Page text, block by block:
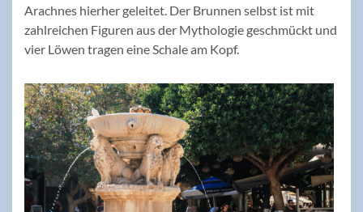
Arachnes hierher geleitet. Der Brunnen selbst ist mit
zahlreichen Figuren aus der Mythologie geschmückt und
vier Löwen tragen eine Schale am Kopf.